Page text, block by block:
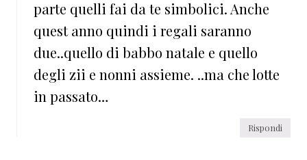
parte quelli fai da te simbolici. Anche
quest anno quindi i regali saranno
due..quello di babbo natale e quello
degli zii e nonni assieme. ..ma che lotte
in passato…
Rispondi